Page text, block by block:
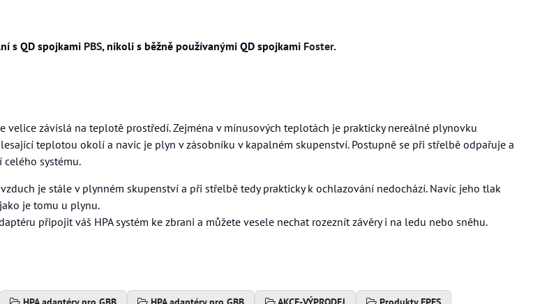
s QD spojkami PBS, nikoli s běžně používanými QD spojkami Foster.
velice závislá na teplotě prostředí. Zejména v mínusových teplotách je prakticky nereálné plynovku
teplotou okolí a navíc je plyn v zásobníku v kapalném skupenství. Postupně se při střelbě odpařuje a
systému.
vzduch je stále v plynném skupenství a při střelbě tedy prakticky k ochlazování nedochází. Navíc jeho tlak
je tomu u plynu.
připojit váš HPA systém ke zbrani a můžete vesele nechat rozeznít závěry i na ledu nebo sněhu.